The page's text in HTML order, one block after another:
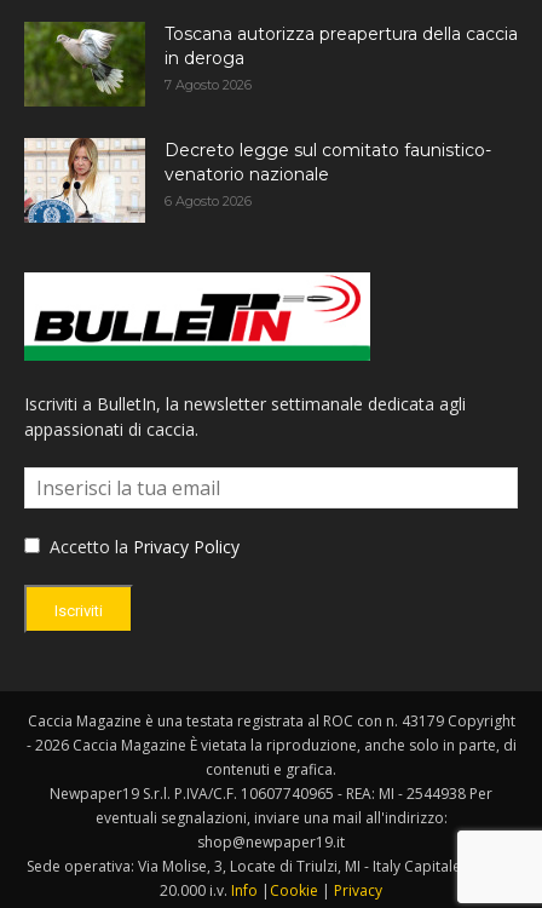
Toscana autorizza preapertura della caccia
in deroga
7 Agosto 2026
Decreto legge sul comitato faunistico-
venatorio nazionale
6 Agosto 2026
Iscriviti a BulletIn, la newsletter settimanale dedicata agli
appassionati di caccia.
Accetto la Privacy Policy
Iscriviti
Caccia Magazine è una testata registrata al ROC con n. 43179 Copyright
- 2026 Caccia Magazine È vietata la riproduzione, anche solo in parte, di
contenuti e grafica.
Newpaper19 S.r.l. P.IVA/C.F. 10607740965 - REA: MI - 2544938 Per
eventuali segnalazioni, inviare una mail all'indirizzo:
shop@newpaper19.it
Sede operativa: Via Molise, 3, Locate di Triulzi, MI - Italy Capitale Sociale:
20.000 i.v. Info | Cookie | Privacy